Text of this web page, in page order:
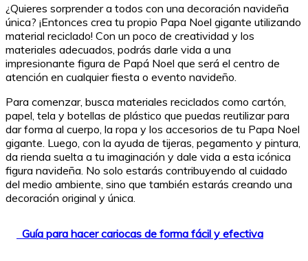
¿Quieres sorprender a todos con una decoración navideña
única? ¡Entonces crea tu propio Papa Noel gigante utilizando
material reciclado! Con un poco de creatividad y los
materiales adecuados, podrás darle vida a una
impresionante figura de Papá Noel que será el centro de
atención en cualquier fiesta o evento navideño.
Para comenzar, busca materiales reciclados como cartón,
papel, tela y botellas de plástico que puedas reutilizar para
dar forma al cuerpo, la ropa y los accesorios de tu Papa Noel
gigante. Luego, con la ayuda de tijeras, pegamento y pintura,
da rienda suelta a tu imaginación y dale vida a esta icónica
figura navideña. No solo estarás contribuyendo al cuidado
del medio ambiente, sino que también estarás creando una
decoración original y única.
Guía para hacer cariocas de forma fácil y efectiva